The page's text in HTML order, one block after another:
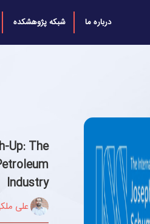
درباره ما شبکه پژوهشکده
Up: The
Industry
علی